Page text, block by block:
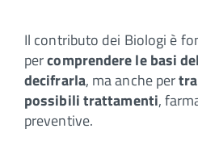
Il contributo dei Biologi è
percomprendere le basi
decifrarla, ma anche per
possibili trattamenti,
preventive.